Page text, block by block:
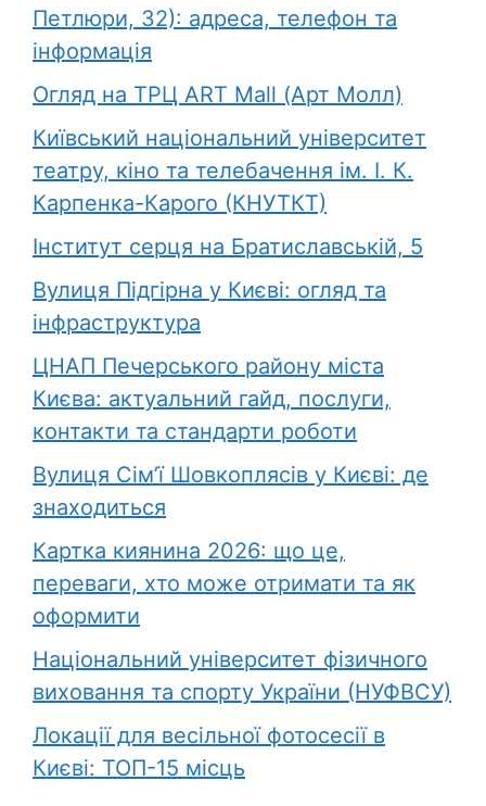
Петлюри, 32): адреса, телефон та
інформація
Огляд на ТРЦ ART Mall (Арт Молл)
Київський національний університет
театру, кіно та телебачення ім. І. К.
Карпенка-Карого (КНУТКТ)
Інститут серця на Братиславській, 5
Вулиця Підгірна у Києві: огляд та
інфраструктура
ЦНАП Печерського району міста
Києва: актуальний гайд, послуги,
контакти та стандарти роботи
Вулиця Сім’ї Шовкоплясів у Києві: де
знаходиться
Картка киянина 2026: що це,
переваги, хто може отримати та як
оформити
Національний університет фізичного
виховання та спорту України (НУФВСУ)
Локації для весільної фотосесії в
Києві: ТОП-15 місць